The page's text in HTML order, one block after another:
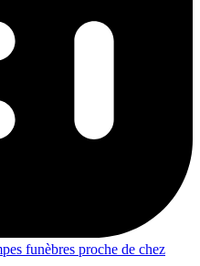
funèbres proche de chez